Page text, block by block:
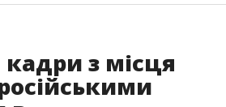
кадри з місця